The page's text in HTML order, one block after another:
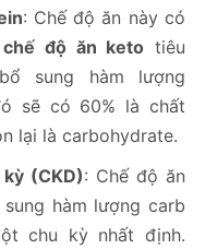
: Chế độ ăn này có
chế độ ăn keto tiêu
sung hàm lượng
sẽ có 60% là chất
lại là carbohydrate.
(CKD): Chế độ ăn
hàm lượng carb
chu kỳ nhất định.